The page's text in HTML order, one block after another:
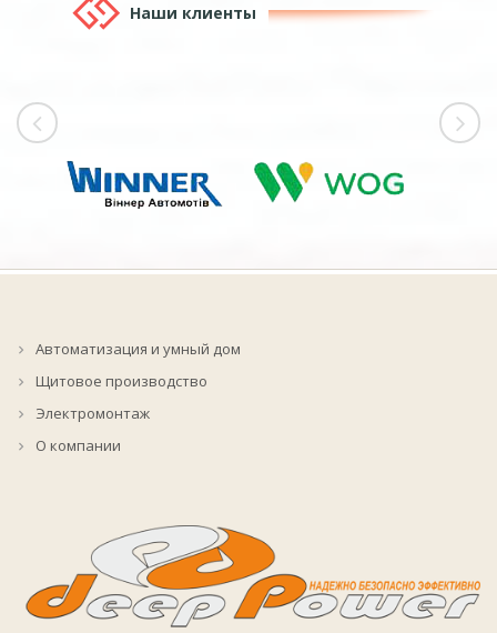
Наши клиенты
Автоматизация и умный дом
Щитовое производство
Электромонтаж
О компании